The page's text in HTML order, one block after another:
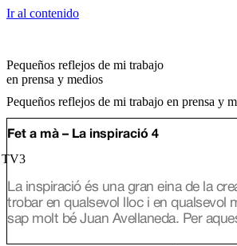
Ir al contenido
Pequeños reflejos de mi trabajo
en prensa y medios
Pequeños reflejos de mi trabajo en prensa y
Fet a mà – La inspiració 4
TV3
La inspiració és una gran eina de la
trobar en qualsevol lloc i en qualsevol
sap molt bé Juan Avellaneda. Per
viatja arreu de Catalunya per conèixer